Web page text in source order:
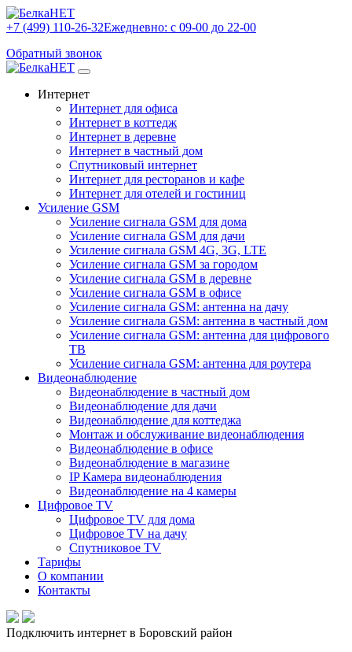
+7 (499) 110-26-32Ежедневно: с 09-00 до 22-00
Обратный звонок
Интернет
Интернет для офиса
Интернет в коттедж
Интернет в деревне
Интернет в частный дом
Спутниковый интернет
Интернет для ресторанов и кафе
Интернет для отелей и гостиниц
Усиление GSM
Усиление сигнала GSM для дома
Усиление сигнала GSM для дачи
Усиление сигнала GSM 4G, 3G, LTE
Усиление сигнала GSM за городом
Усиление сигнала GSM в деревне
Усиление сигнала GSM в офисе
Усиление сигнала GSM: антенна на дачу
Усиление сигнала GSM: антенна в частный дом
Усиление сигнала GSM: антенна для цифрового
ТВ
Усиление сигнала GSM: антенна для роутера
Видеонаблюдение
Видеонаблюдение в частный дом
Видеонаблюдение для дачи
Видеонаблюдение для коттеджа
Монтаж и обслуживание видеонаблюдения
Видеонаблюдение в офисе
Видеонаблюдение в магазине
IP Камера видеонаблюдения
Видеонаблюдение на 4 камеры
Цифровое TV
Цифровое TV для дома
Цифровое TV на дачу
Спутниковое TV
Тарифы
О компании
Контакты
Подключить интернет в Боровский район